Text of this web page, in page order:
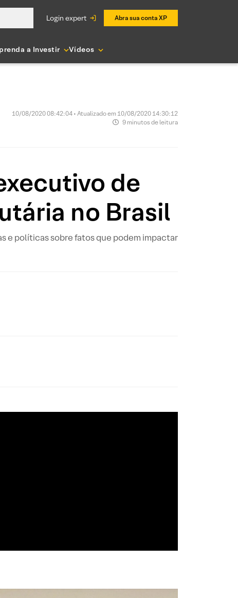
login expert Abra sua conta XP
a Investir Vídeos
10/08/2020 08:42:04 • Atualizado em 10/08/2020 14:30:12
9 minutos de leitura
de
no Brasil
e políticas sobre fatos que podem impactar